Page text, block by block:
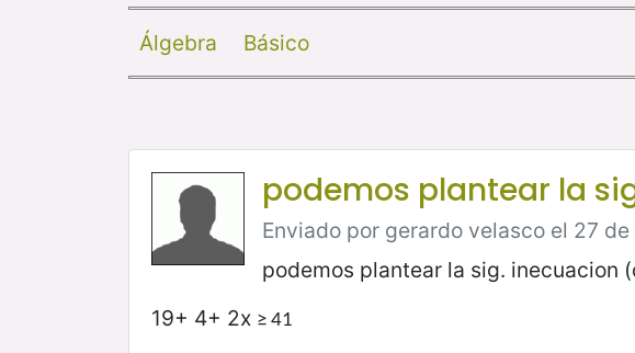
Álgebra Básico
podemos plantear la
Enviado por gerardo velasco el 27
podemos plantear la sig. inecuacion
19+ 4+ 2x ≥ 41